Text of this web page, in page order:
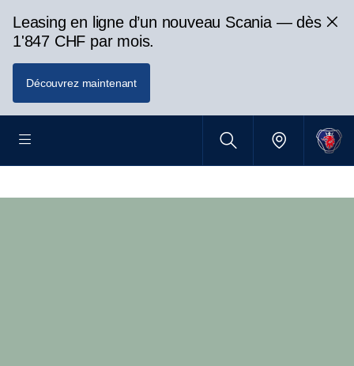
Leasing en ligne d’un nouveau Scania — dès
1'847 CHF par mois.
Découvrez maintenant